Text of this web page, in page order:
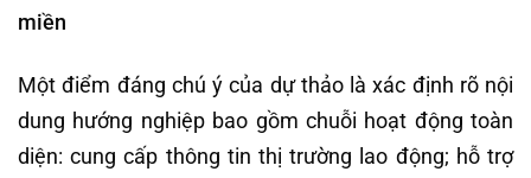
miền
Một điểm đáng chú ý của dự thảo là xác định rõ nội
dung hướng nghiệp bao gồm chuỗi hoạt động toàn
diện: cung cấp thông tin thị trường lao động; hỗ trợ